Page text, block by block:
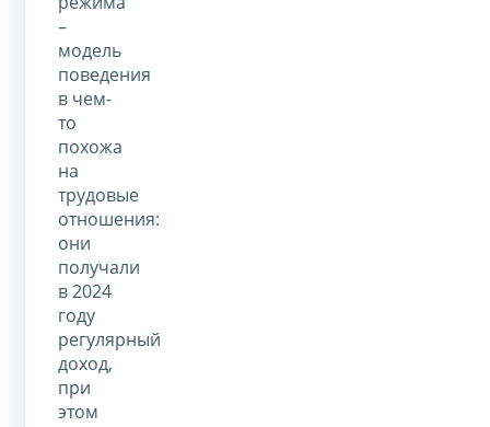
–
модель
поведения
в чем-
то
похожа
на
трудовые
отношения:
они
получали
в 2024
году
регулярный
доход,
при
этом